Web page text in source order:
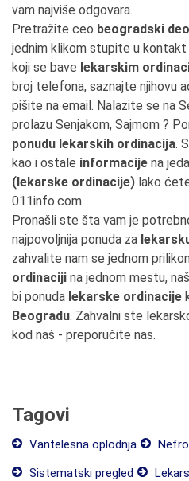
vam najviše odgovara.
Pretražite ceo beogradski
jednim klikom stupite u kontakt
koji se bave lekarskim
broj telefona, saznajte njihovu
pišite na email. Nalazite se na
prolazu Senjakom, Sajmom ?
ponudu lekarskih ordinacija.
kao i ostale informacije na
(lekarske ordinacije) lako
011info.com.
Pronašli ste šta vam je
najpovoljnija ponuda za
zahvalite nam se jednom
ordinaciji na jednom mestu,
bi ponuda lekarske ordinacije
Beogradu. Zahvalni ste
kod naš - preporučite nas.
Tagovi
Vantelesna oplodnja
Sistematski pregled